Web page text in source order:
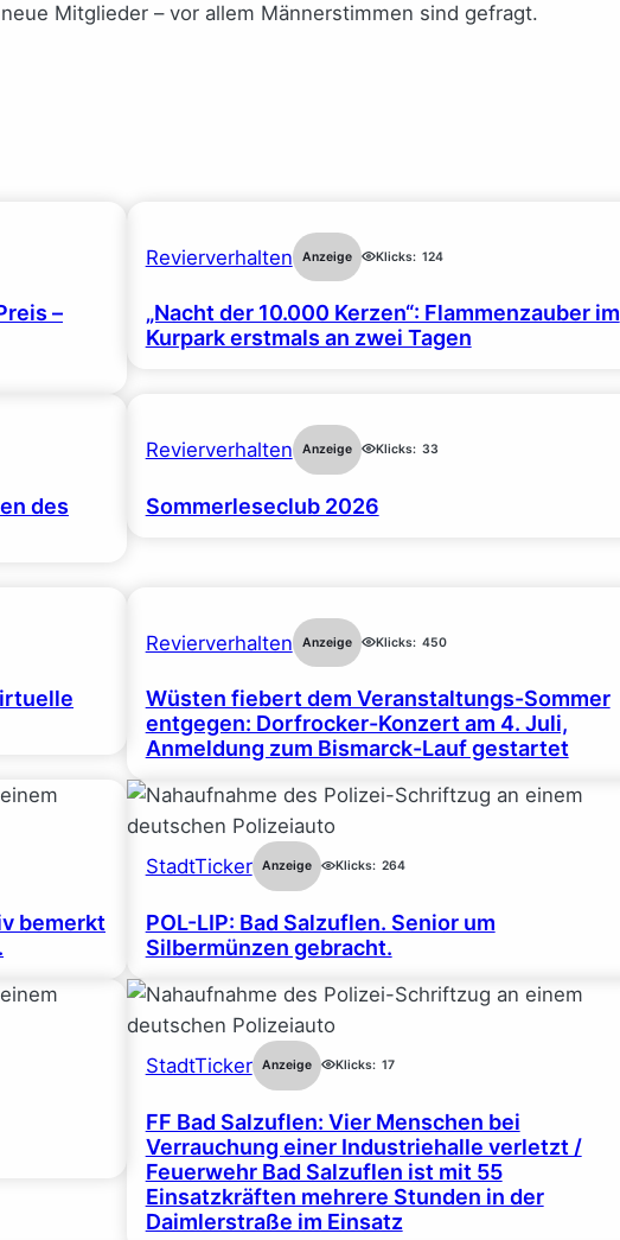
Mitglieder – vor allem Männerstimmen sind gefragt.
–
Revierverhalten Anzeige Klicks: 124
„Nacht der 10.000 Kerzen“: Flammenzauber im
Kurpark erstmals an zwei Tagen
des
Revierverhalten Anzeige Klicks: 33
Sommerleseclub 2026
Revierverhalten Anzeige Klicks: 450
Wüsten fiebert dem Veranstaltungs-Sommer
entgegen: Dorfrocker-Konzert am 4. Juli,
Anmeldung zum Bismarck-Lauf gestartet
bemerkt
StadtTicker Anzeige Klicks: 264
POL-LIP: Bad Salzuflen. Senior um
Silbermünzen gebracht.
StadtTicker Anzeige Klicks: 17
FF Bad Salzuflen: Vier Menschen bei
Verrauchung einer Industriehalle verletzt /
Feuerwehr Bad Salzuflen ist mit 55
Einsatzkräften mehrere Stunden in der
Daimlerstraße im Einsatz